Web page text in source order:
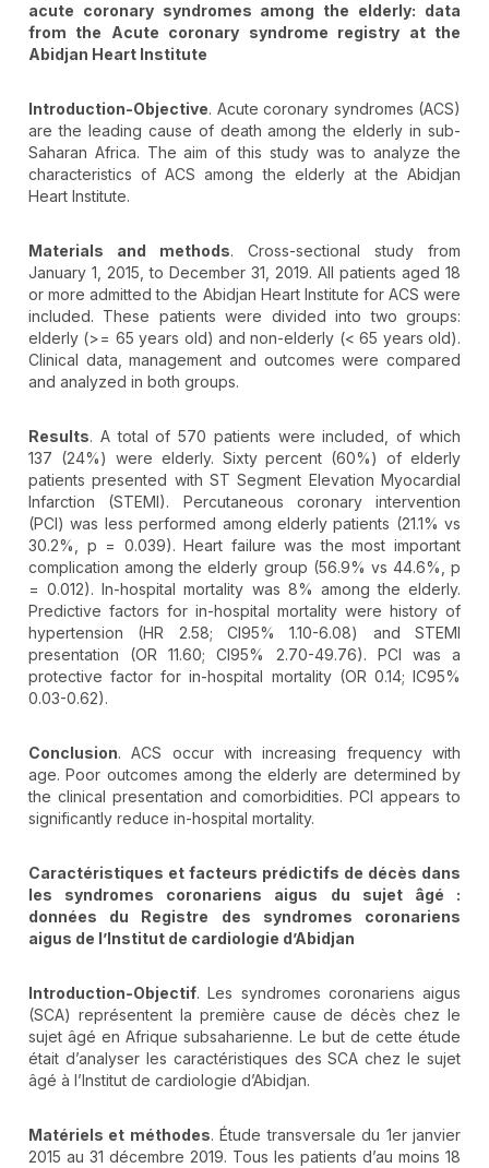
acute coronary syndromes among the elderly: data
from the Acute coronary syndrome registry at the
Abidjan Heart Institute
Introduction-Objective. Acute coronary syndromes (ACS)
are the leading cause of death among the elderly in sub-
Saharan Africa. The aim of this study was to analyze the
characteristics of ACS among the elderly at the Abidjan
Heart Institute.
Materials and methods. Cross-sectional study from
January 1, 2015, to December 31, 2019. All patients aged 18
or more admitted to the Abidjan Heart Institute for ACS were
included. These patients were divided into two groups:
elderly (>= 65 years old) and non-elderly (< 65 years old).
Clinical data, management and outcomes were compared
and analyzed in both groups.
Results. A total of 570 patients were included, of which
137 (24%) were elderly. Sixty percent (60%) of elderly
patients presented with ST Segment Elevation Myocardial
Infarction (STEMI). Percutaneous coronary intervention
(PCI) was less performed among elderly patients (21.1% vs
30.2%, p = 0.039). Heart failure was the most important
complication among the elderly group (56.9% vs 44.6%, p
= 0.012). In-hospital mortality was 8% among the elderly.
Predictive factors for in-hospital mortality were history of
hypertension (HR 2.58; CI95% 1.10-6.08) and STEMI
presentation (OR 11.60; CI95% 2.70-49.76). PCI was a
protective factor for in-hospital mortality (OR 0.14; IC95%
0.03-0.62).
Conclusion. ACS occur with increasing frequency with
age. Poor outcomes among the elderly are determined by
the clinical presentation and comorbidities. PCI appears to
significantly reduce in-hospital mortality.
Caractéristiques et facteurs prédictifs de décès dans
les syndromes coronariens aigus du sujet âgé :
données du Registre des syndromes coronariens
aigus de l’Institut de cardiologie d’Abidjan
Introduction-Objectif. Les syndromes coronariens aigus
(SCA) représentent la première cause de décès chez le
sujet âgé en Afrique subsaharienne. Le but de cette étude
était d’analyser les caractéristiques des SCA chez le sujet
âgé à l’Institut de cardiologie d’Abidjan.
Matériels et méthodes. Étude transversale du 1er janvier
2015 au 31 décembre 2019. Tous les patients d’au moins 18